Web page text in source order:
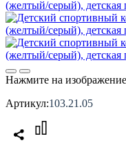
Нажмите на
Артикул:103.21.05